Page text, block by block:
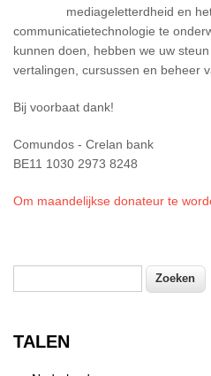
mediageletterdheid en
communicatietechnologie te
kunnen doen, hebben we uw
vertalingen, cursussen en beheer
Bij voorbaat dank!
Comundos - Crelan bank
BE11 1030 2973 8248
Om maandelijkse donateur te
TALEN